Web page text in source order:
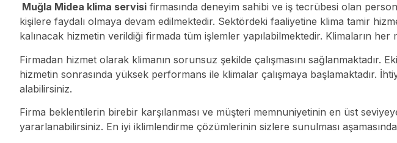
Muğla Midea klima servisi firmasında deneyim sahibi ve iş tecrübesi olan
kişilere faydalı olmaya devam edilmektedir. Sektördeki faaliyetine klima tamir
kalınacak hizmetin verildiği firmada tüm işlemler yapılabilmektedir. Klimaların
Firmadan hizmet olarak klimanın sorunsuz şekilde çalışmasını sağlanmaktadır.
hizmetin sonrasında yüksek performans ile klimalar çalışmaya başlamaktadır.
alabilirsiniz.
Firma beklentilerin birebir karşılanması ve müşteri memnuniyetinin en üst
yararlanabilirsiniz. En iyi iklimlendirme çözümlerinin sizlere sunulması